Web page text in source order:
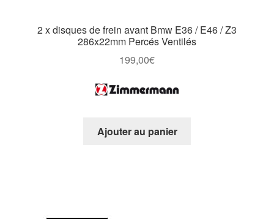
2 x disques de frein avant Bmw E36 / E46 / Z3
286x22mm Percés Ventilés
199,00€
Ajouter au panier